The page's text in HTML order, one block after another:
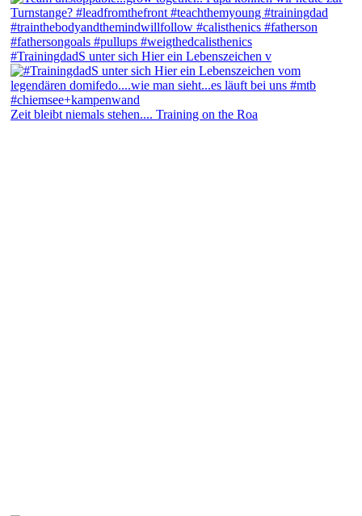
#TrainingdadS unter sich Hier ein Lebenszeichen v
Zeit bleibt niemals stehen.... Training on the Roa